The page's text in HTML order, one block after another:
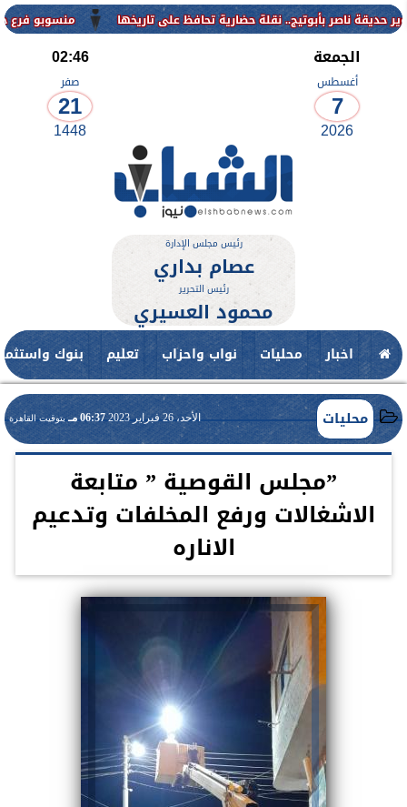
منسوبو فرع جامعة
الجمعة
أغسطس
7
2026
02:46
صفر
21
1448
رئيس مجلس الإدارة
عصام بداري
رئيس التحرير
محمود العسيري
اخبار محليات نواب واحزاب تعليم بنوك
محليات الأحد، 26 فبراير 2023 06:37 مـ بتوقيت القاهرة
”مجلس القوصية ” متابعة
الاشغالات ورفع المخلفات وتدعيم
الاناره